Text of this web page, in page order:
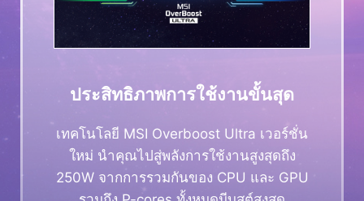
ประสิทธิภาพการใช้งานขั้นสุด
เทคโนโลยี MSI Overboost Ultra เวอร์ชั่น
ใหม่ นำคุณไปสู่พลังการใช้งานสูงสุดถึง
250W จากการรวมกันของ CPU และ GPU